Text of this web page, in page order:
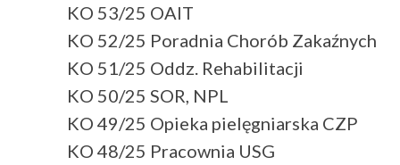
KO 53/25 OAIT
KO 52/25 Poradnia Chorób Zakaźnych
KO 51/25 Oddz. Rehabilitacji
KO 50/25 SOR, NPL
KO 49/25 Opieka pielęgniarska CZP
KO 48/25 Pracownia USG